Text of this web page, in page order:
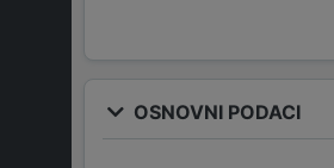
OSNOVNI PODACI